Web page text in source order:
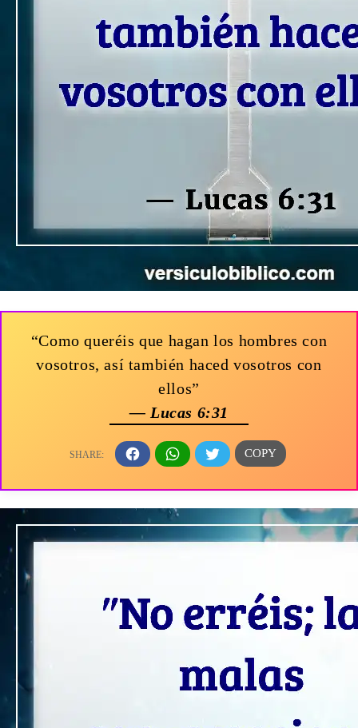
“Como queréis que hagan los hombres con
vosotros, así también haced vosotros con
ellos”
— Lucas 6:31